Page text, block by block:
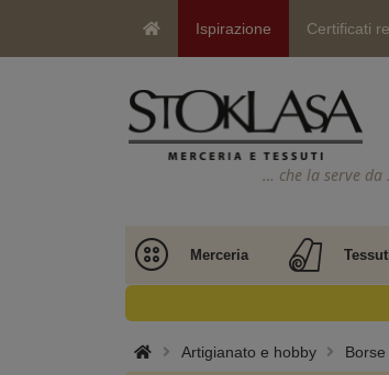
Ispirazione Certificati
… che la serve da
Merceria
Artigianato e hobby